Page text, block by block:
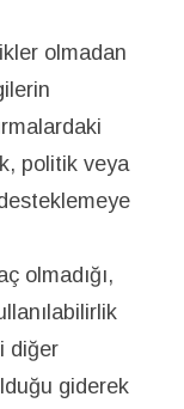
olmadan
politik veya
olmadığı,
diğer
giderek